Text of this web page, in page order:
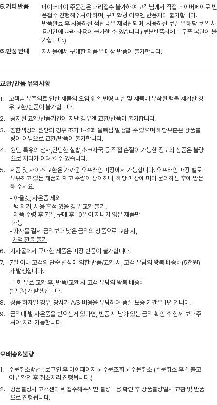
5.기타 반품
네이버페이 주문건은 대리접수 불가하여 고객님께서 직접 네이버페이로 반
품접수 진행해주셔야 하며, 구매확정 이후엔 반품처리 불가합니다.
반품완료 후 사용하신 적립금은 재적립되며, 사용하신 쿠폰은 해당 쿠폰 사
용기간에 따라 사용이 불가할 수 있습니다.(부분반품시에는 쿠폰 복원이 불
가합니다.)
6.반품 안내
자사몰에서 구매한 제품은 매장 반품이 불가합니다.
교환/반품 유의사항
1.
고객님 부주의로 인한 제품의 오염,훼손,변형,파손 및 제품에 부착된 택을 제거한 경
우 교환/반품이 불가합니다.
2.
공지된 교환/반품기간이 지난 경우엔 교환/반품이 불가합니다.
3.
진한색상의 원단의 경우 초기 1~2회 물빠짐 발생할 수 있으며 해당부분은 상품불
량이 아님으로 교환/반품이 불가합니다.
4.
원단 특유의 냄새,간단한 실밥,초크자국 등 직접 손질이 가능한 정도의 상품은 불량
으로 처리가 어려울 수 있습니다.
5.
제품 및 사이즈 교환은 가까운 오프라인 매장에서 가능합니다. 오프라인 매장 별로
보유하고 있는 제품과 재고 수량이 상이하니, 해당 매장에 미리 문의하신 후에 방문
해 주세요.
- 아울렛, 사은품 제외
- 택 제거, 사용 흔적 있을 경우 교환 불가.
- 제품 수령 후 7일, 구매 후 10일이 지나지 않은 제품만
가능
- 자사몰 결제 금액보다 낮은 금액의 상품으로 교환 시,
차액 환불 불가
6.
자사몰에서 구매한 제품은 매장 반품이 불가합니다.
7.
7일 이내 고객의 단순 변심에 의한 반품/교환 시, 고객 부담의 왕복 배송비(5천원)
가 발생합니다.
- 1회 무료 교환 후, 반품/교환 시 고객 부담의 왕복 배송비
(1만원)가 발생합니다.
8.
상품 하자일 경우, 당사가 A/S 비용을 부담하며 품질 보증 기간은 1년 입니다.
9.
금액대 별 사은품을 받으신게 있다면, 반품 시 남아 있는 금액 확인 후 함께 보내주
셔야 처리 가능합니다.
오배송&불량
1.
주문취소방법 : 로그인 후 마이페이지 > 주문조회 > 주문취소 (주문취소 후 실출고
여부 확인 후 취소처리 진행됩니다.)
2.
상품불량시 고객센터로 접수해주시면 불량내용 확인 후 상품불량일시 교환 및 반품
으로 진행됩니다.